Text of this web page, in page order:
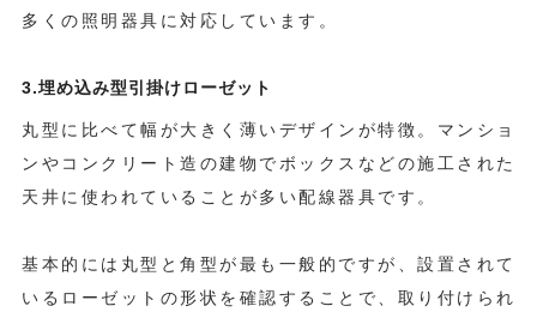
多くの照明器具に対応しています。
3.埋め込み型引掛けローゼット
丸型に比べて幅が大きく薄いデザインが特徴。マンショ
ンやコンクリート造の建物でボックスなどの施工された
天井に使われていることが多い配線器具です。
基本的には丸型と角型が最も一般的ですが、設置されて
いるローゼットの形状を確認することで、取り付けられ